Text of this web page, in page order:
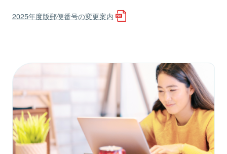
2025年度版郵便番号の変更案内